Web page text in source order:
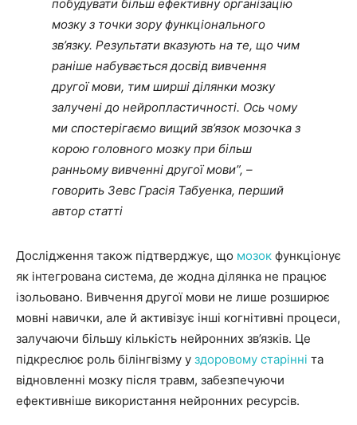
побудувати більш ефективну організацію
мозку з точки зору функціонального
зв’язку. Результати вказують на те, що чим
раніше набувається досвід вивчення
другої мови, тим ширші ділянки мозку
залучені до нейропластичності. Ось чому
ми спостерігаємо вищий зв’язок мозочка з
корою головного мозку при більш
ранньому вивченні другої мови”, –
говорить Зевс Грасія Табуенка, перший
автор статті
Дослідження також підтверджує, що мозок функціонує
як інтегрована система, де жодна ділянка не працює
ізольовано. Вивчення другої мови не лише розширює
мовні навички, але й активізує інші когнітивні процеси,
залучаючи більшу кількість нейронних зв’язків. Це
підкреслює роль білінгвізму у здоровому старінні та
відновленні мозку після травм, забезпечуючи
ефективніше використання нейронних ресурсів.